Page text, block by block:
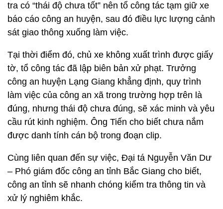
tra có “thái độ chưa tốt” nên tổ công tác tạm giữ xe
báo cáo công an huyện, sau đó điều lực lượng cảnh
sát giao thông xuống làm việc.
Tại thời điểm đó, chủ xe không xuất trình được giấy
tờ, tổ công tác đã lập biên bản xử phạt. Trưởng
công an huyện Lạng Giang khẳng định, quy trình
làm việc của công an xã trong trường hợp trên là
đúng, nhưng thái độ chưa đúng, sẽ xác minh và yêu
cầu rút kinh nghiệm. Ông Tiến cho biết chưa nắm
được danh tính cán bộ trong đoạn clip.
Cùng liên quan đến sự việc, Đại tá Nguyễn Văn Dư
– Phó giám đốc công an tỉnh Bắc Giang cho biết,
công an tỉnh sẽ nhanh chóng kiểm tra thông tin và
xử lý nghiêm khắc.